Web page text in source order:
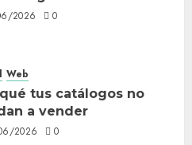
2026 0
Web
tus catálogos no
a vender
2026 0